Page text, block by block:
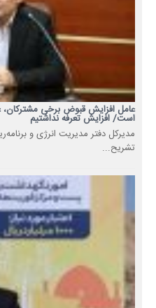
عامل افزایش قبوض برخی مشترکان،
است/ افزایش تعرفه نداشتیم
مدیرکل دفتر مدیریت انرژی و
تشریح...